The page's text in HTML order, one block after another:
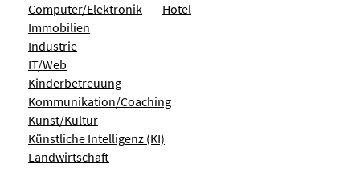
Computer/Elektronik
Hotel
Immobilien
Industrie
IT/Web
Kinderbetreuung
Kommunikation/Coaching
Kunst/Kultur
Künstliche Intelligenz (KI)
Landwirtschaft